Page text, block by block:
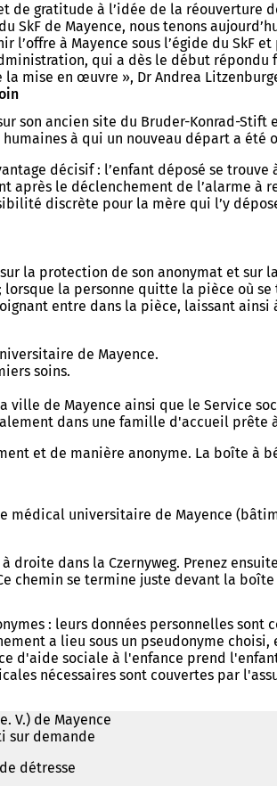
de gratitude à l’idée de la réouverture
de Mayence, nous tenons
à Mayence sous l’égide du
qui a dès le début
mise en œuvre », Dr Andrea
son ancien site du Bruder-Konrad-
à qui un nouveau départ a été
décisif : l’enfant déposé se
le déclenchement de l’alarme à
discrète pour la mère qui l’y
la protection de son anonymat et sur
la personne quitte la pièce où
entre dans la pièce, laissant
de Mayence.
soins.
de Mayence ainsi que le Service
dans une famille d'accueil
et de manière anonyme. La boîte à
universitaire de Mayence
dans la Czernyweg. Prenez
chemin se termine juste devant la boîte
: leurs données personnelles
a lieu sous un pseudonyme
d'aide sociale à l'enfance prend
nécessaires sont couvertes par
V.) de Mayence
sur demande
détresse